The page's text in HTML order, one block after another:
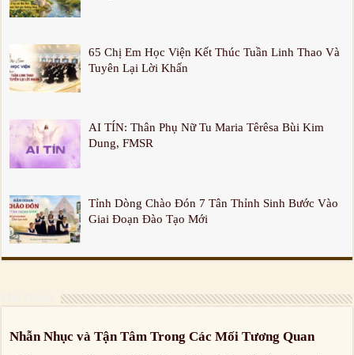
65 Chị Em Học Viện Kết Thúc Tuần Linh Thao Và
Tuyên Lại Lời Khấn
AI TÍN: Thân Phụ Nữ Tu Maria Têrêsa Bùi Kim
Dung, FMSR
Tỉnh Dòng Chào Đón 7 Tân Thỉnh Sinh Bước Vào
Giai Đoạn Đào Tạo Mới
Nhẫn Nhục và Tận Tâm Trong Các Mối Tương Quan